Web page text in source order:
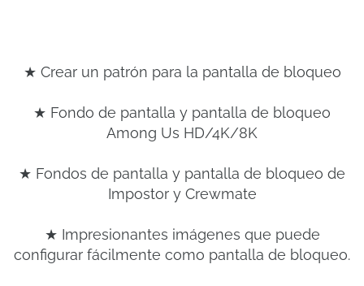
★ Crear un patrón para la pantalla de bloqueo
★ Fondo de pantalla y pantalla de bloqueo
Among Us HD/4K/8K
★ Fondos de pantalla y pantalla de bloqueo de
Impostor y Crewmate
★ Impresionantes imágenes que puede
configurar fácilmente como pantalla de bloqueo.